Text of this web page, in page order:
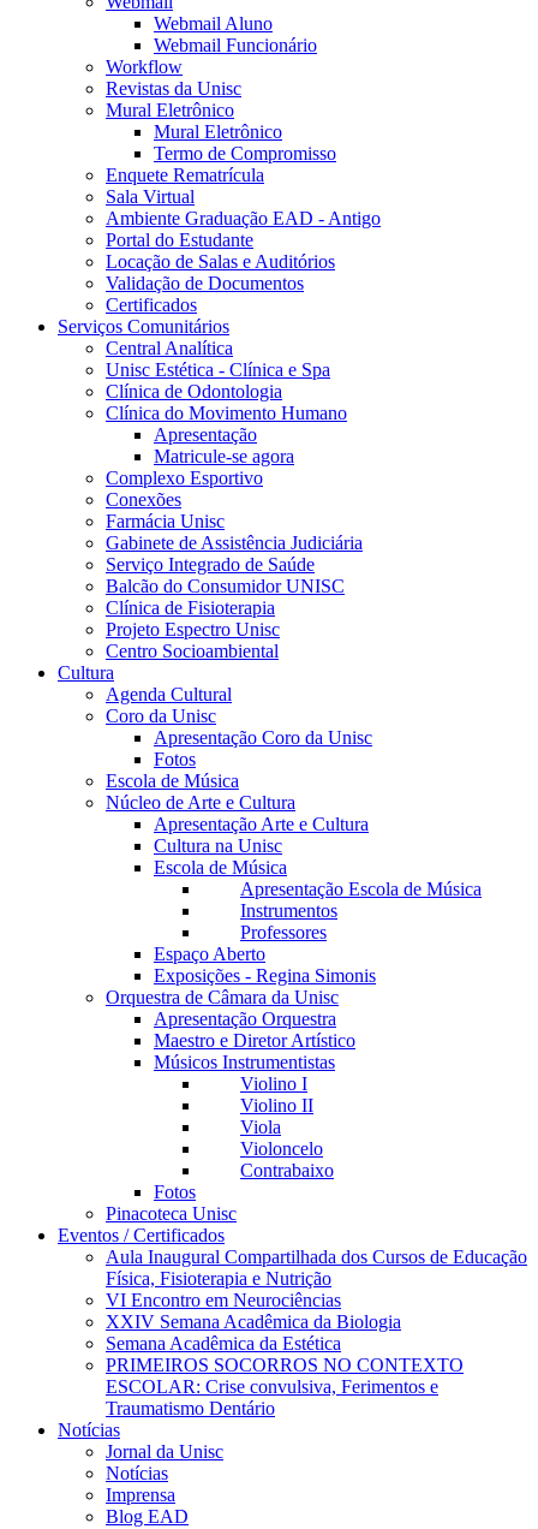
Webmail Aluno
Webmail Funcionário
Workflow
Revistas da Unisc
Mural Eletrônico
Mural Eletrônico
Termo de Compromisso
Enquete Rematrícula
Sala Virtual
Ambiente Graduação EAD - Antigo
Portal do Estudante
Locação de Salas e Auditórios
Validação de Documentos
Certificados
Serviços Comunitários
Central Analítica
Unisc Estética - Clínica e Spa
Clínica de Odontologia
Clínica do Movimento Humano
Apresentação
Matricule-se agora
Complexo Esportivo
Conexões
Farmácia Unisc
Gabinete de Assistência Judiciária
Serviço Integrado de Saúde
Balcão do Consumidor UNISC
Clínica de Fisioterapia
Projeto Espectro Unisc
Centro Socioambiental
Cultura
Agenda Cultural
Coro da Unisc
Apresentação Coro da Unisc
Fotos
Escola de Música
Núcleo de Arte e Cultura
Apresentação Arte e Cultura
Cultura na Unisc
Escola de Música
Apresentação Escola de Música
Instrumentos
Professores
Espaço Aberto
Exposições - Regina Simonis
Orquestra de Câmara da Unisc
Apresentação Orquestra
Maestro e Diretor Artístico
Músicos Instrumentistas
Violino I
Violino II
Viola
Violoncelo
Contrabaixo
Fotos
Pinacoteca Unisc
Eventos / Certificados
Aula Inaugural Compartilhada dos Cursos de Educação
Física, Fisioterapia e Nutrição
VI Encontro em Neurociências
XXIV Semana Acadêmica da Biologia
Semana Acadêmica da Estética
PRIMEIROS SOCORROS NO CONTEXTO
ESCOLAR: Crise convulsiva, Ferimentos e
Traumatismo Dentário
Notícias
Jornal da Unisc
Notícias
Imprensa
Blog EAD